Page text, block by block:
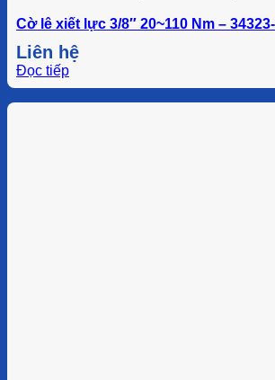
Cờ lê xiết lực 3/8″ 20~110 Nm –
Liên hệ
Đọc tiếp